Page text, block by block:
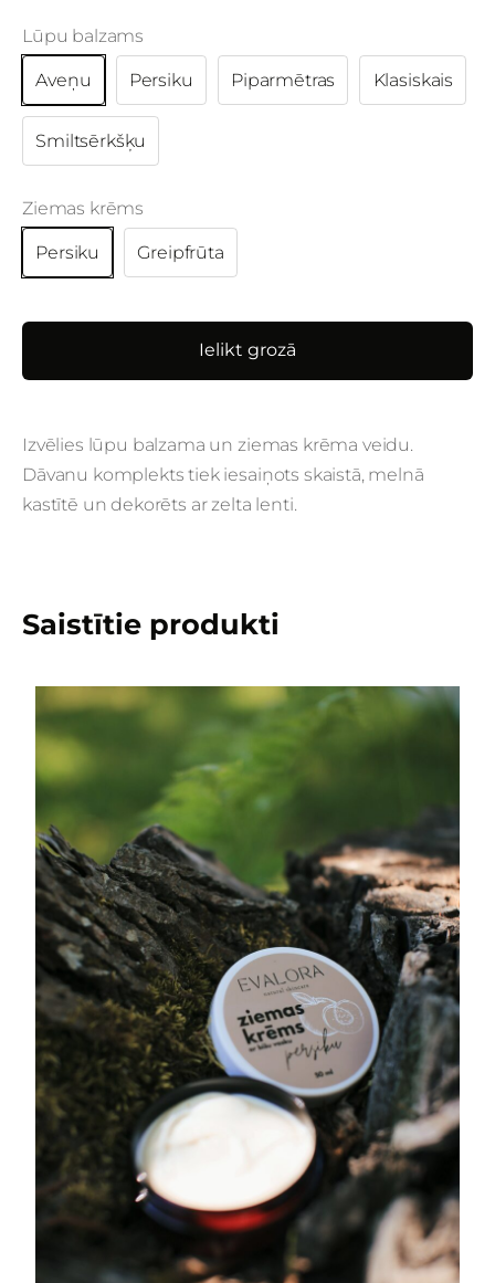
Lūpu balzams
Aveņu Persiku Piparmētras Klasiskais
Smiltsērkšķu
Ziemas krēms
Persiku Greipfrūta
Ielikt grozā
Izvēlies lūpu balzama un ziemas krēma veidu.
Dāvanu komplekts tiek iesaiņots skaistā, melnā
kastītē un dekorēts ar zelta lenti.
Saistītie produkti